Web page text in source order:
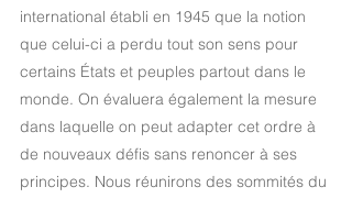
international établi en 1945 que la notion
que celui-ci a perdu tout son sens pour
certains États et peuples partout dans le
monde. On évaluera également la mesure
dans laquelle on peut adapter cet ordre à
de nouveaux défis sans renoncer à ses
principes. Nous réunirons des sommités du